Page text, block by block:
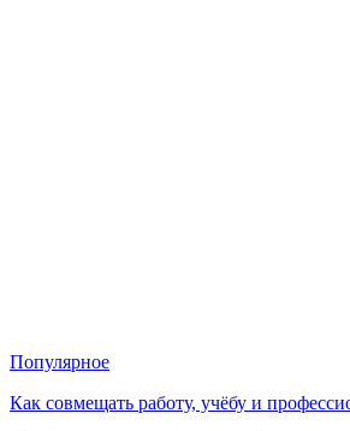
Популярное
Как совмещать работу, учёбу и